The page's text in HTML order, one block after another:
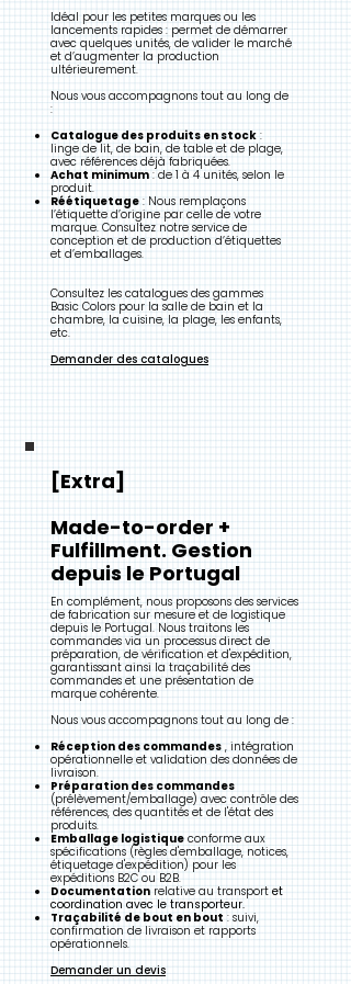
Idéal pour les petites marques ou les
lancements rapides : permet de démarrer
avec quelques unités, de valider le marché
et d’augmenter la production
ultérieurement.
Nous vous accompagnons tout au long de
:
Catalogue des produits en stock :
linge de lit, de bain, de table et de plage,
avec références déjà fabriquées.
Achat minimum : de 1 à 4 unités, selon le
produit.
Réétiquetage : Nous remplaçons
l’étiquette d’origine par celle de votre
marque. Consultez notre service de
conception et de production d’étiquettes
et d’emballages.
Consultez les catalogues des gammes
Basic Colors pour la salle de bain et la
chambre, la cuisine, la plage, les enfants,
etc.
Demander des catalogues
[Extra]
Made-to-order +
Fulfillment. Gestion
depuis le Portugal
En complément, nous proposons des services
de fabrication sur mesure et de logistique
depuis le Portugal. Nous traitons les
commandes via un processus direct de
préparation, de vérification et d'expédition,
garantissant ainsi la traçabilité des
commandes et une présentation de
marque cohérente.
Nous vous accompagnons tout au long de :
Réception des commandes , intégration
opérationnelle et validation des données de
livraison.
Préparation des commandes
(prélèvement/emballage) avec contrôle des
références, des quantités et de l'état des
produits.
Emballage logistique conforme aux
spécifications (règles d'emballage, notices,
étiquetage d'expédition) pour les
expéditions B2C ou B2B.
Documentation relative au transport et
coordination avec le transporteur.
Traçabilité de bout en bout : suivi,
confirmation de livraison et rapports
opérationnels.
Demander un devis